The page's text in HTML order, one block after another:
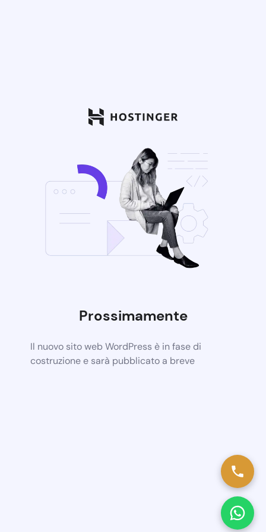
Prossimamente
Il nuovo sito web WordPress è in fase di
costruzione e sarà pubblicato a breve